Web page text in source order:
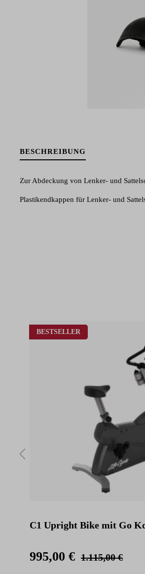
BESCHREIBUNG
Zur Abdeckung von Lenker- und
Plastikendkappen für Lenker- und
Produktgalerie überspringen
BESTSELLER
C1 Upright Bike mit Go
995,00 € 1.115,00 €